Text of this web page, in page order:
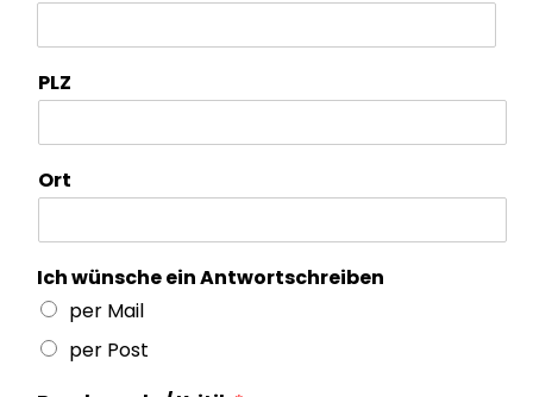
PLZ
Ort
Ich wünsche ein Antwortschreiben
per Mail
per Post